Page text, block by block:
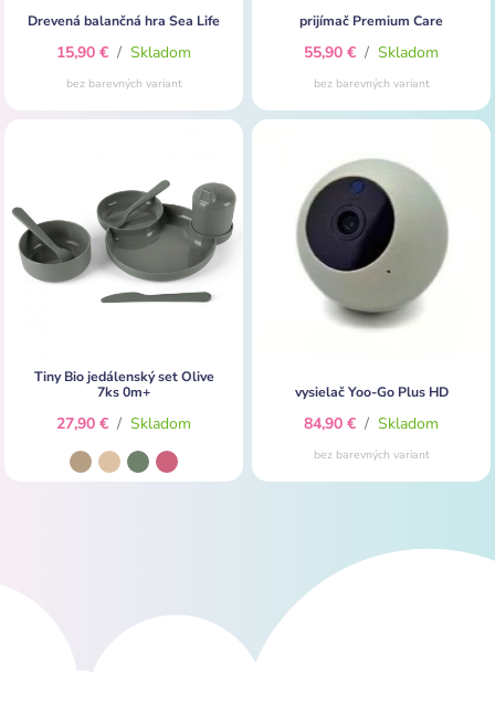
Drevená balančná hra Sea Life
15,90 € / Skladom
bez barevných variant
prijímač Premium Care
55,90 € / Skladom
bez barevných variant
Tiny Bio jedálenský set Olive
7ks 0m+
27,90 € / Skladom
vysielač Yoo-Go Plus HD
84,90 € / Skladom
bez barevných variant